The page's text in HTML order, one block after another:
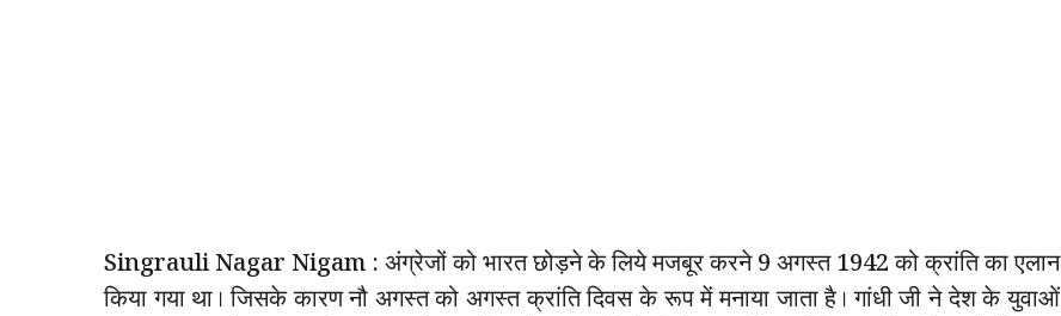
Singrauli Nagar Nigam : अंग्रेजों को भारत छोड़ने के लिये मजबूर करने 9 अगस्त 1942 को क्रांति का एलान
किया गया था। जिसके कारण नौ अगस्त को अगस्त क्रांति दिवस के रूप में मनाया जाता है। गांधी जी ने देश के युवाओं